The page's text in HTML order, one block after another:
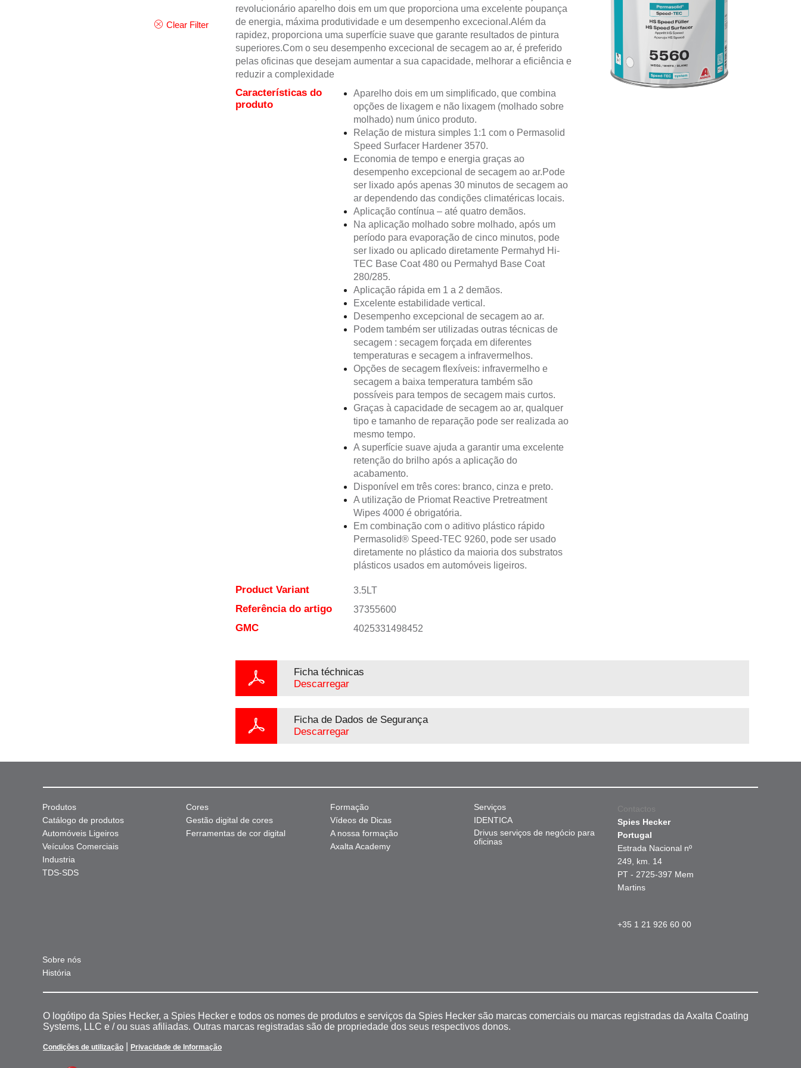
Clear Filter
revolucionário aparelho dois em um que proporciona uma excelente poupança
de energia, máxima produtividade e um desempenho excecional.Além da
rapidez, proporciona uma superfície suave que garante resultados de pintura
superiores.Com o seu desempenho excecional de secagem ao ar, é preferido
pelas oficinas que desejam aumentar a sua capacidade, melhorar a eficiência e
reduzir a complexidade
Características do
produto
Aparelho dois em um simplificado, que combina
opções de lixagem e não lixagem (molhado sobre
molhado) num único produto.
Relação de mistura simples 1:1 com o Permasolid
Speed Surfacer Hardener 3570.
Economia de tempo e energia graças ao
desempenho excepcional de secagem ao ar.Pode
ser lixado após apenas 30 minutos de secagem ao
ar dependendo das condições climatéricas locais.
Aplicação contínua – até quatro demãos.
Na aplicação molhado sobre molhado, após um
período para evaporação de cinco minutos, pode
ser lixado ou aplicado diretamente Permahyd Hi-
TEC Base Coat 480 ou Permahyd Base Coat
280/285.
Aplicação rápida em 1 a 2 demãos.
Excelente estabilidade vertical.
Desempenho excepcional de secagem ao ar.
Podem também ser utilizadas outras técnicas de
secagem : secagem forçada em diferentes
temperaturas e secagem a infravermelhos.
Opções de secagem flexíveis: infravermelho e
secagem a baixa temperatura também são
possíveis para tempos de secagem mais curtos.
Graças à capacidade de secagem ao ar, qualquer
tipo e tamanho de reparação pode ser realizada ao
mesmo tempo.
A superfície suave ajuda a garantir uma excelente
retenção do brilho após a aplicação do
acabamento.
Disponível em três cores: branco, cinza e preto.
A utilização de Priomat Reactive Pretreatment
Wipes 4000 é obrigatória.
Em combinação com o aditivo plástico rápido
Permasolid® Speed-TEC 9260, pode ser usado
diretamente no plástico da maioria dos substratos
plásticos usados em automóveis ligeiros.
Product Variant 3.5LT
Referência do artigo 37355600
GMC 4025331498452
Ficha téchnicas
Descarregar
Ficha de Dados de Segurança
Descarregar
Produtos
Catálogo de produtos
Automóveis Ligeiros
Veículos Comerciais
Industria
TDS-SDS
Cores
Gestão digital de cores
Ferramentas de cor digital
Formação
Vídeos de Dicas
A nossa formação
Axalta Academy
Serviços
IDENTICA
Drivus serviços de negócio para
oficinas
Sobre nós
História
Contactos
Spies Hecker
Portugal
Estrada Nacional nº
249, km. 14
PT - 2725-397 Mem
Martins
+35 1 21 926 60 00
O logótipo da Spies Hecker, a Spies Hecker e todos os nomes de produtos e serviços da Spies Hecker são marcas comerciais ou marcas registradas da Axalta Coating
Systems, LLC e / ou suas afiliadas. Outras marcas registradas são de propriedade dos seus respectivos donos.
Condições de utilização Privacidade de Informação